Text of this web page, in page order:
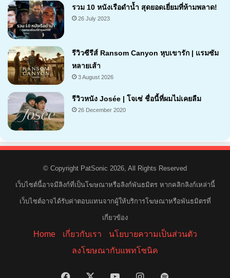
รวม 10 หนังเรือดำน้ำ สุดยอดเยี่ยมที่ห้ามพลาด!
26 July 2023
7.1
รีวิวซีรีส์ Ransom Canyon หุบเขารัก | แรมซัม
หลายเส้า
3 August 2026
7.2
รีวิวหนัง Josée | โจเซ่ ชื่อนี้ที่ผมไม่เคยลืม
26 December 2020
© Copyright PatSonic 2026, All Rights Reserved
เว็บไซต์นี้อาจมีลิงก์ที่เป็นโฆษณาหรือลิงก์พันธมิตร หากคลิกลิงก์เหล่านี้
เว็บไซต์อาจได้รับค่าตอบแทนจากผู้ให้บริการโฆษณาหรือพันธมิตรที่
เกี่ยวข้อง
Home เกี่ยวกับเรา
นโยบายความเป็นส่วนตัว
ลงโฆษณากับแพทโซนิค